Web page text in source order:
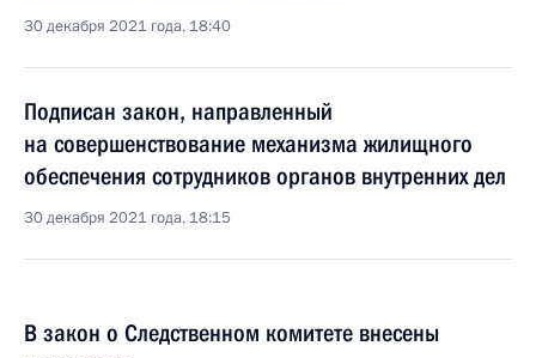
30 декабря 2021 года, 18:40
Подписан закон, направленный
на совершенствование механизма жилищного
обеспечения сотрудников органов внутренних дел
30 декабря 2021 года, 18:15
В закон о Следственном комитете внесены